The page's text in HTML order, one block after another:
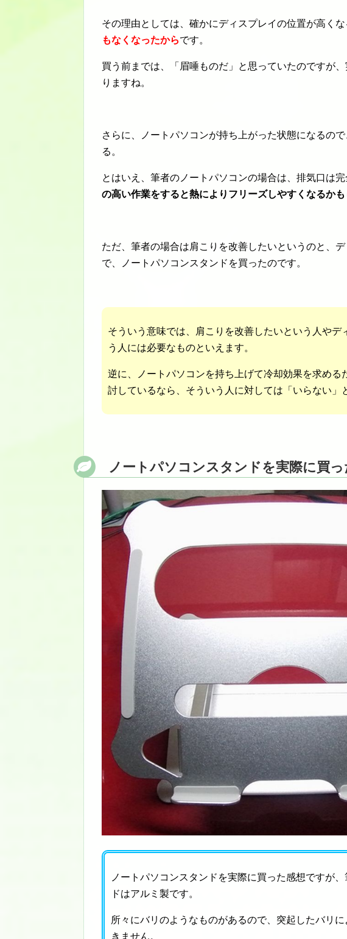
その理由としては、確かにディスプレイの位置が高くな
もなくなったからです。
買う前までは、「眉唾ものだ」と思っていたのですが
りますね。
さらに、ノートパソコンが持ち上がった状態になるの
る。
とはいえ、筆者のノートパソコンの場合は、排気口は
の高い作業をすると熱によりフリーズしやすくなるかも
ただ、筆者の場合は肩こりを改善したいというのと、
で、ノートパソコンスタンドを買ったのです。
そういう意味では、肩こりを改善したいという人や
う人には必要なものといえます。
逆に、ノートパソコンを持ち上げて冷却効果を求める
討しているなら、そういう人に対しては「いらない」
ノートパソコンスタンドを実際に買っ
ノートパソコンスタンドを実際に買った感想ですが
ドはアルミ製です。
所々にバリのようなものがあるので、突起したバリ
きません。